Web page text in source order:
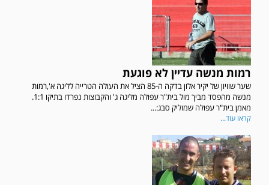
רמות מנשה עדיין לא פוגעת
שער שוויון של יקיר אלון בדקה ה-85 הציל את העולה הטרייה לליגה א',רמות
מנשה מהפסד מביך מול בית"ר עפולה מליגה ג' והקבוצות נפרדו בתיקו 1:1.
מאמן בית"ר עפולה שמוליק סבג:...
קראו עוד...